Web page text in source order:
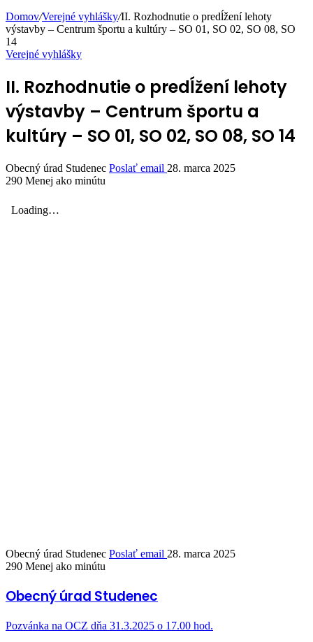
Domov/Verejné vyhlášky/II. Rozhodnutie o predĺžení lehoty
výstavby – Centrum športu a kultúry – SO 01, SO 02, SO 08, SO
14
Verejné vyhlášky
II. Rozhodnutie o predĺžení lehoty
výstavby – Centrum športu a
kultúry – SO 01, SO 02, SO 08, SO 14
Obecný úrad Studenec Poslať email 28. marca 2025
290 Menej ako minútu
Obecný úrad Studenec Poslať email 28. marca 2025
290 Menej ako minútu
Obecný úrad Studenec
Pozvánka na OCZ dňa 31.3.2025 o 17.00 hod.